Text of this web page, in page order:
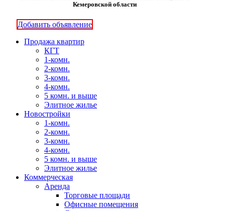
Кемеровской области
Добавить объявление
Продажа квартир
КГТ
1-комн.
2-комн.
3-комн.
4-комн.
5 комн. и выше
Элитное жилье
Новостройки
1-комн.
2-комн.
3-комн.
4-комн.
5 комн. и выше
Элитное жилье
Коммерческая
Аренда
Торговые площади
Офисные помещения